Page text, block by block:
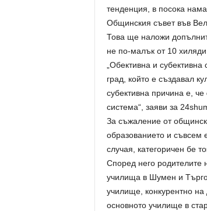
тенденция, в посока
Общинския съвет във
Това ще наложи
не по-малък от 10
„Обективна и
град, който е създавал
субективна причина е, че
система“, заяви за
За съжаление от
образованието и съвсем
случая, категоричен бе
Според него родителите
училища в Шумен и
училище, конкурентно
основното училище в